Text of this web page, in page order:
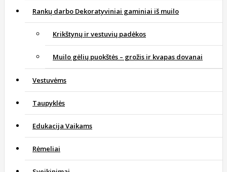
Rankų darbo Dekoratyviniai gaminiai iš muilo
Krikštynų ir vestuvių padėkos
Muilo gėlių puokštės – grožis ir kvapas dovanai
Vestuvėms
Taupyklės
Edukacija Vaikams
Rėmeliai